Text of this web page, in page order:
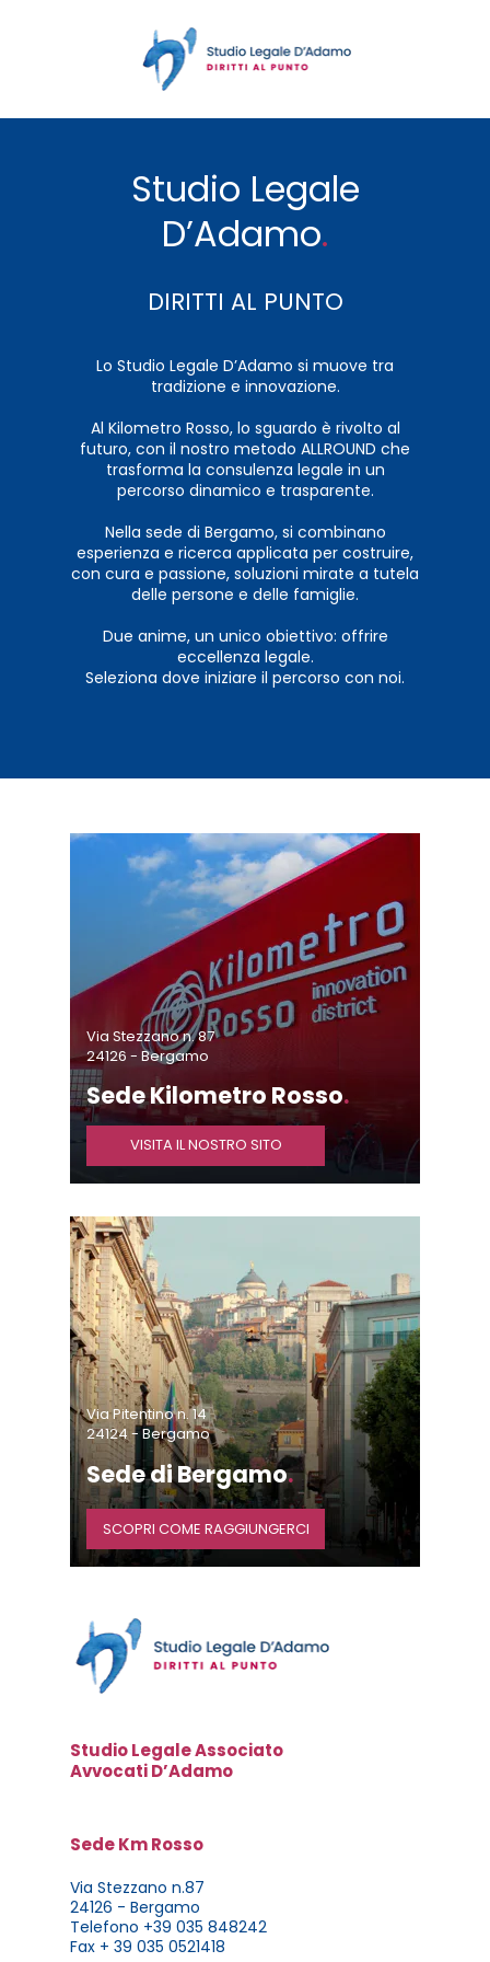
Studio Legale
D’Adamo.
DIRITTI AL PUNTO
Lo Studio Legale D’Adamo si muove tra
tradizione e innovazione.
Al Kilometro Rosso, lo sguardo è rivolto al
futuro, con il nostro metodo ALLROUND che
trasforma la consulenza legale in un
percorso dinamico e trasparente.
Nella sede di Bergamo, si combinano
esperienza e ricerca applicata per costruire,
con cura e passione, soluzioni mirate a tutela
delle persone e delle famiglie.
Due anime, un unico obiettivo: offrire
eccellenza legale.
Seleziona dove iniziare il percorso con noi.
VISITA IL NOSTRO SITO
Sede Kilometro Rosso.
Via Stezzano n. 87
24126 - Bergamo
Via Pitentino n. 14
24124 - Bergamo
SCOPRI COME RAGGIUNGERCI
Sede di Bergamo.
Studio Legale Associato
Avvocati D’Adamo
Sede Km Rosso
Via Stezzano n.87
24126 - Bergamo
Telefono +39 035 848242
Fax + 39 035 0521418